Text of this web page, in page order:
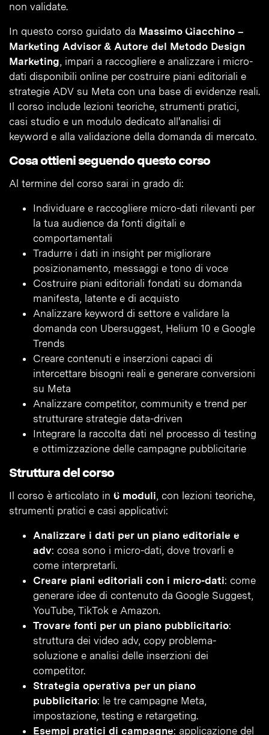
non validate.
In questo corso guidato da Massimo Giacchino –
Marketing Advisor & Autore del Metodo Design
Marketing, impari a raccogliere e analizzare i micro-
dati disponibili online per costruire piani editoriali e
strategie ADV su Meta con una base di evidenze reali.
Il corso include lezioni teoriche, strumenti pratici,
casi studio e un modulo dedicato all'analisi di
keyword e alla validazione della domanda di mercato.
Cosa ottieni seguendo questo corso
Al termine del corso sarai in grado di:
Individuare e raccogliere micro-dati rilevanti per
la tua audience da fonti digitali e
comportamentali
Tradurre i dati in insight per migliorare
posizionamento, messaggi e tono di voce
Costruire piani editoriali fondati su domanda
manifesta, latente e di acquisto
Analizzare keyword di settore e validare la
domanda con Ubersuggest, Helium 10 e Google
Trends
Creare contenuti e inserzioni capaci di
intercettare bisogni reali e generare conversioni
su Meta
Analizzare competitor, community e trend per
strutturare strategie data-driven
Integrare la raccolta dati nel processo di testing
e ottimizzazione delle campagne pubblicitarie
Struttura del corso
Il corso è articolato in 6 moduli, con lezioni teoriche,
strumenti pratici e casi applicativi:
Analizzare i dati per un piano editoriale e
adv: cosa sono i micro-dati, dove trovarli e
come interpretarli.
Creare piani editoriali con i micro-dati: come
generare idee di contenuto da Google Suggest,
YouTube, TikTok e Amazon.
Trovare fonti per un piano pubblicitario:
struttura dei video adv, copy problema-
soluzione e analisi delle inserzioni dei
competitor.
Strategia operativa per un piano
pubblicitario: le tre campagne Meta,
impostazione, testing e retargeting.
Esempi pratici di campagne: applicazione del